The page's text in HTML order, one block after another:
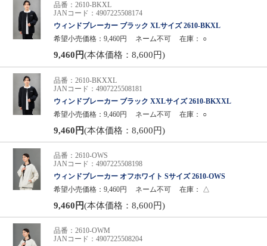
品番：2610-BKXL
JANコード：4907225508174
ウィンドブレーカー ブラック XLサイズ 2610-BKXL
希望小売価格：9,460円
ネーム不可 在庫： ○
9,460円(本体価格：8,600円)
品番：2610-BKXXL
JANコード：4907225508181
ウィンドブレーカー ブラック XXLサイズ 2610-BKXXL
希望小売価格：9,460円
ネーム不可 在庫： ○
9,460円(本体価格：8,600円)
品番：2610-OWS
JANコード：4907225508198
ウィンドブレーカー オフホワイト Sサイズ 2610-OWS
希望小売価格：9,460円
ネーム不可 在庫： △
9,460円(本体価格：8,600円)
品番：2610-OWM
JANコード：4907225508204